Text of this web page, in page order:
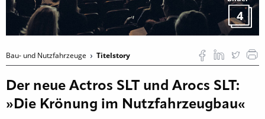
4
Bau- und Nutzfahrzeuge Titelstory
Der neue Actros SLT und Arocs SLT:
»Die Krönung im Nutzfahrzeugbau«